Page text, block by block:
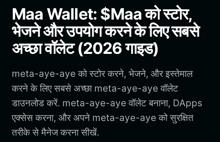
Português (Portugal)
Bahasa Indonesia
ภาษาไทย
Português (Brasil)
Español (Argentina)
Maa Wallet: $Maa को स्टोर,
भेजने और उपयोग करने के लिए सबसे
अच्छा वॉलेट (2026 गाइड)
meta-aye-aye को स्टोर करने, भेजने, और इस्तेमाल
करने के लिए सबसे अच्छा meta-aye-aye वॉलेट
डाउनलोड करें. meta-aye-aye वॉलेट बनाना, DApps
एक्सेस करना, और अपने meta-aye-aye को सुरक्षित
तरीके से मैनेज करना सीखें.